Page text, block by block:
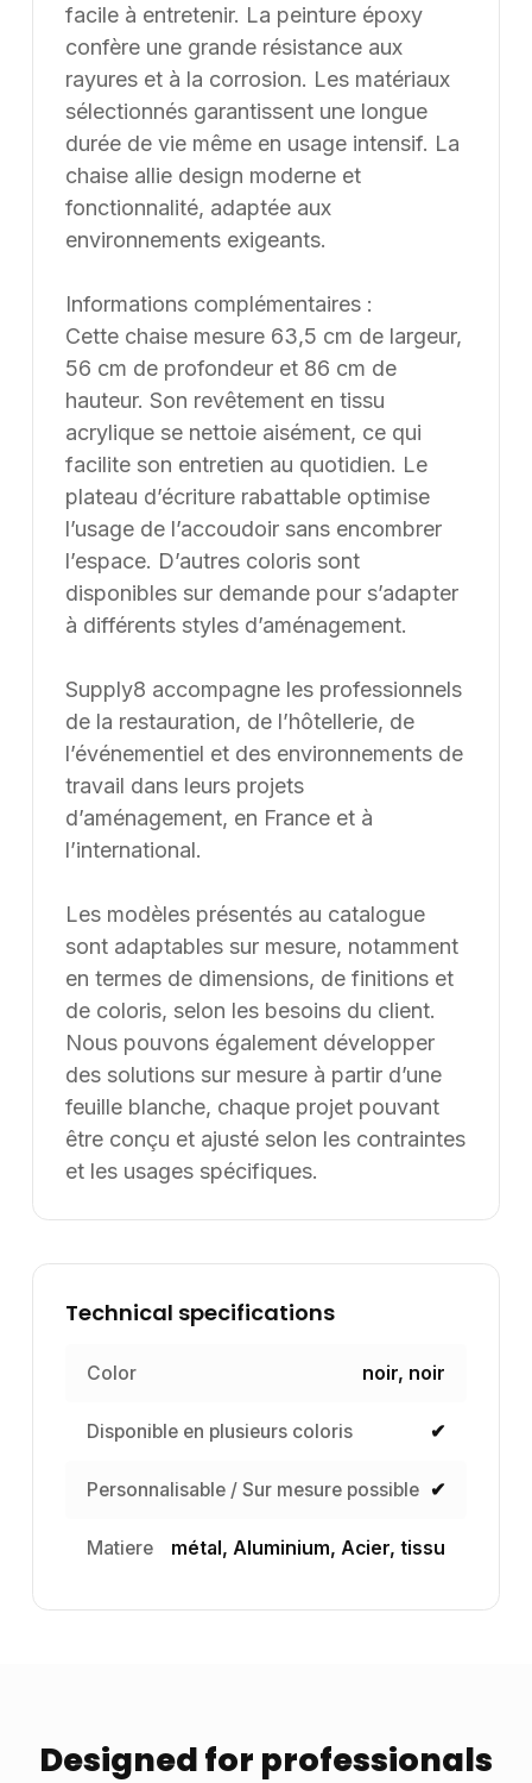
facile à entretenir. La peinture époxy
confère une grande résistance aux
rayures et à la corrosion. Les matériaux
sélectionnés garantissent une longue
durée de vie même en usage intensif. La
chaise allie design moderne et
fonctionnalité, adaptée aux
environnements exigeants.
Informations complémentaires :
Cette chaise mesure 63,5 cm de largeur,
56 cm de profondeur et 86 cm de
hauteur. Son revêtement en tissu
acrylique se nettoie aisément, ce qui
facilite son entretien au quotidien. Le
plateau d’écriture rabattable optimise
l’usage de l’accoudoir sans encombrer
l’espace. D’autres coloris sont
disponibles sur demande pour s’adapter
à différents styles d’aménagement.
Supply8 accompagne les professionnels
de la restauration, de l’hôtellerie, de
l’événementiel et des environnements de
travail dans leurs projets
d’aménagement, en France et à
l’international.
Les modèles présentés au catalogue
sont adaptables sur mesure, notamment
en termes de dimensions, de finitions et
de coloris, selon les besoins du client.
Nous pouvons également développer
des solutions sur mesure à partir d’une
feuille blanche, chaque projet pouvant
être conçu et ajusté selon les contraintes
et les usages spécifiques.
Technical specifications
Color noir, noir
Disponible en plusieurs coloris ✔
Personnalisable / Sur mesure possible ✔
Matiere métal, Aluminium, Acier, tissu
Designed for professionals